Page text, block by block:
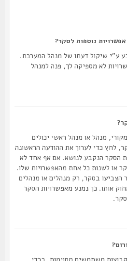
נוספות לסקר?
שיקול דעתו של מנהל המערכת.
לא מספיקה לך, פנה למנהל
מנהל או מנהל ראשי יכולים
כדי לערוך את ההודעה הראשונה
הנקבע לנושא. אם אף אחד לא
לשנות כל אחת מהאפשרויות שלו.
בסקר, רק מנהלים או מנהלים
אותו. כך נמנע מאפשרויות הסקר